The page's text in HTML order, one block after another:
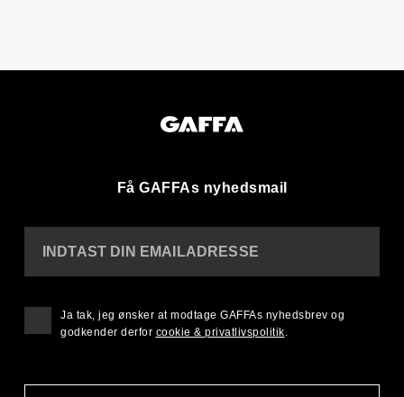
Få GAFFAs nyhedsmail
INDTAST DIN EMAILADRESSE
Ja tak, jeg ønsker at modtage GAFFAs nyhedsbrev og
godkender derfor cookie & privatlivspolitik.